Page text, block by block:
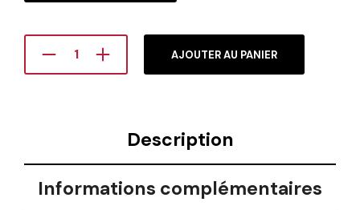
AJOUTER AU PANIER
Description
Informations complémentaires